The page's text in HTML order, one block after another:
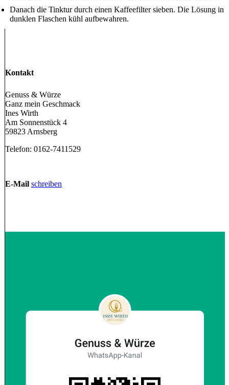
Danach die Tinktur durch einen Kaffeefilter sieben. Die Lösung in
dunklen Flaschen kühl aufbewahren.
Kontakt
Genuss & Würze
Ganz mein Geschmack
Ines Wirth
Am Sonnenstück 4
59823 Arnsberg
Telefon: 0162-7411529
E-Mail schreiben